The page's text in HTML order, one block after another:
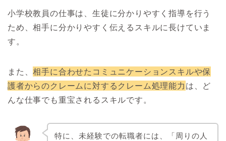
小学校教員の仕事は、生徒に分かりやすく指導を行う
ため、相手に分かりやすく伝えるスキルに長けていま
す。
また、相手に合わせたコミュニケーションスキルや保
護者からのクレームに対するクレーム処理能力 は、ど
んな仕事でも重宝されるスキルです。
特に、未経験での転職者には、「周りの人